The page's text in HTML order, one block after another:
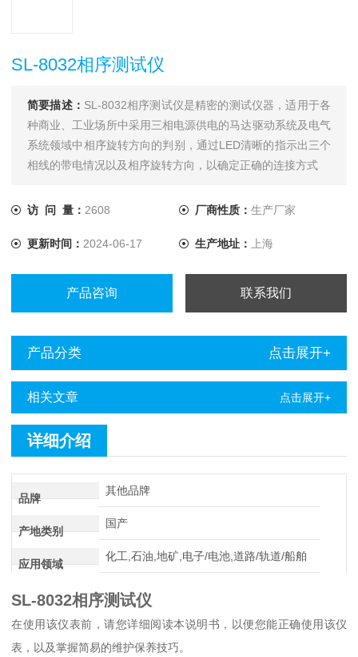
SL-8032相序测试仪
简要描述： SL-8032相序测试仪是精密的测试仪器，适用于各
种商业、工业场所中采用三相电源供电的马达驱动系统及电气
系统领域中相序旋转方向的判别，通过LED清晰的指示出三个
相线的带电情况以及相序旋转方向，以确定正确的连接方式
访 问 量： 2608 厂商性质： 生产厂家
更新时间： 2024-06-17 生产地址： 上海
产品咨询 联系我们
产品分类 点击展开+
相关文章 点击展开+
详细介绍
品牌
其他品牌
产地类别
国产
应用领域
化工,石油,地矿,电子/电池,道路/轨道/船舶
SL-8032相序测试仪
在使用该仪表前，请您详细阅读本说明书，以便您能正确使用该仪
表，以及掌握简易的维护保养技巧。